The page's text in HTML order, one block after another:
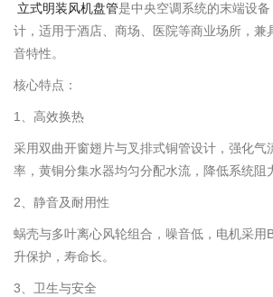
立式明装风机盘管是中央空调系统的末端设
计，适用于酒店、商场、医院等商业场所，兼
音特性‌。
核心特点：
1、高效换热
采用双曲开窗翅片与叉排式铜管设计，强化气
率‌，黄铜分集水器均匀分配水流，降低系统阻
2、静音及耐用性
蜗壳与多叶离心风轮组合，噪音低，电机采用
升保护，寿命长‌。
3、卫生与安全